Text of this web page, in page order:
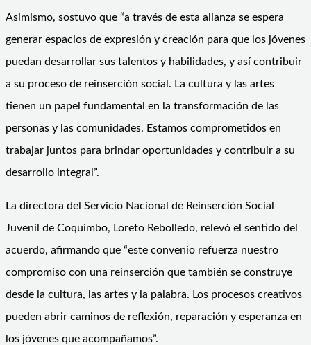
Asimismo, sostuvo que “a través de esta alianza se espera
generar espacios de expresión y creación para que los jóvenes
puedan desarrollar sus talentos y habilidades, y así contribuir
a su proceso de reinserción social. La cultura y las artes
tienen un papel fundamental en la transformación de las
personas y las comunidades. Estamos comprometidos en
trabajar juntos para brindar oportunidades y contribuir a su
desarrollo integral”.
La directora del Servicio Nacional de Reinserción Social
Juvenil de Coquimbo, Loreto Rebolledo, relevó el sentido del
acuerdo, afirmando que “este convenio refuerza nuestro
compromiso con una reinserción que también se construye
desde la cultura, las artes y la palabra. Los procesos creativos
pueden abrir caminos de reflexión, reparación y esperanza en
los jóvenes que acompañamos”.